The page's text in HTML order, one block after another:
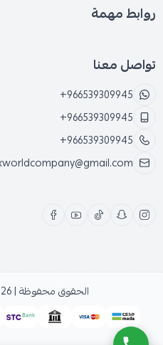
روابط مهمة
تواصل معنا
+966539309945
+966539309945
+966539309945
الحقوق محفوظة | 2026